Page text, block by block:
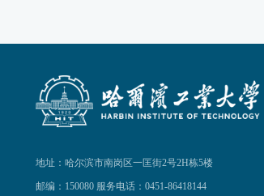
地址：哈尔滨市南岗区一匡街2号2H栋5楼
邮编：150080 服务电话：0451-86418144